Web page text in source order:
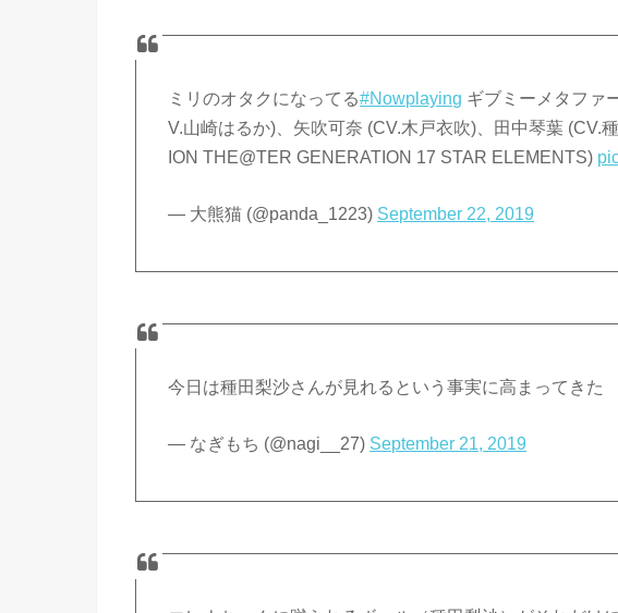
ミリのオタクになってる#Nowplaying ギブミーメタファ
V.山崎はるか)、矢吹可奈 (CV.木戸衣吹)、田中琴葉 (CV.
ION THE@TER GENERATION 17 STAR ELEMENTS)
— 大熊猫 (@panda_1223) September 22, 2019
今日は種田梨沙さんが見れるという事実に高まってきた
— なぎもち (@nagi__27) September 21, 2019